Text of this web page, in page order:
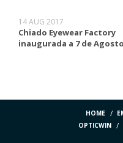
14 AUG 2017
Chiado Eyewear Factory
inaugurada a 7 de Agosto
HOME
OPTICWIN